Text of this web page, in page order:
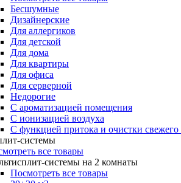
Бесшумные
Дизайнерские
Для аллергиков
Для детской
Для дома
Для квартиры
Для офиса
Для серверной
Недорогие
С ароматизацией помещения
С ионизацией воздуха
С функцией притока и очистки свежего
системы
все товары
системы на 2 комнаты
Посмотреть все товары